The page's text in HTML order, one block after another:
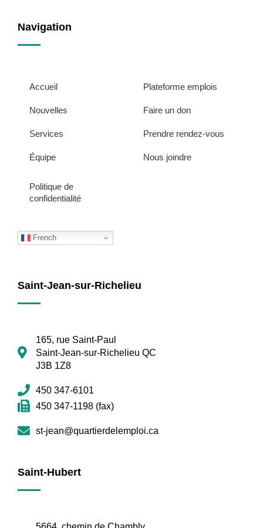
Navigation
Accueil
Nouvelles
Services
Équipe
Plateforme emplois
Faire un don
Prendre rendez-vous
Nous joindre
Politique de
confidentialité
French
Saint-Jean-sur-Richelieu
165, rue Saint-Paul
Saint-Jean-sur-Richelieu QC
J3B 1Z8
450 347-6101
450 347-1198 (fax)
st-jean@quartierdelemploi.ca
Saint-Hubert